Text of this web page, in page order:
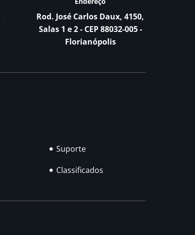
Rod. José Carlos Daux, 4150,
Salas 1 e 2 - CEP 88032-005 -
Florianópolis
Suporte
Classificados